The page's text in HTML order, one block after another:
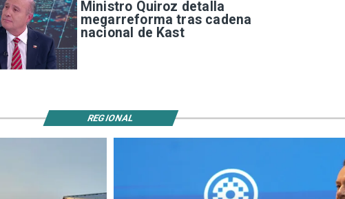
Ministro Quiroz detalla
megarreforma tras cadena
nacional de Kast
REGIONAL